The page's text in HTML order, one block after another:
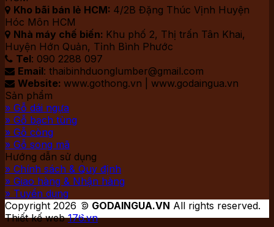
 Kho bãi bán lẻ HCM: 4/2B Đặng Thúc Vịnh Huyện
Hóc Môn HCM
 Nhà máy chế biến: Khu phố 2, Thị trấn Tân Khai,
Huyện Hớn Quản, Tỉnh Bình Phước
 Tel: 090 2288 097
 Email: thaibinhduonglumber@gmail.com
 Website: www.gothong.vn | www.godaingua.vn
Sản phẩm
» Gỗ dái ngựa
» Gỗ bạch tùng
» Gỗ còng
» Gỗ song mã
Hướng dẫn sử dụng
» Chính sách & Quy định
» Giao hàng & Nhận hàng
» Tuyển dụng
Copyright 2026 © GODAINGUA.VN All rights reserved.
Thiết kế web176.vn